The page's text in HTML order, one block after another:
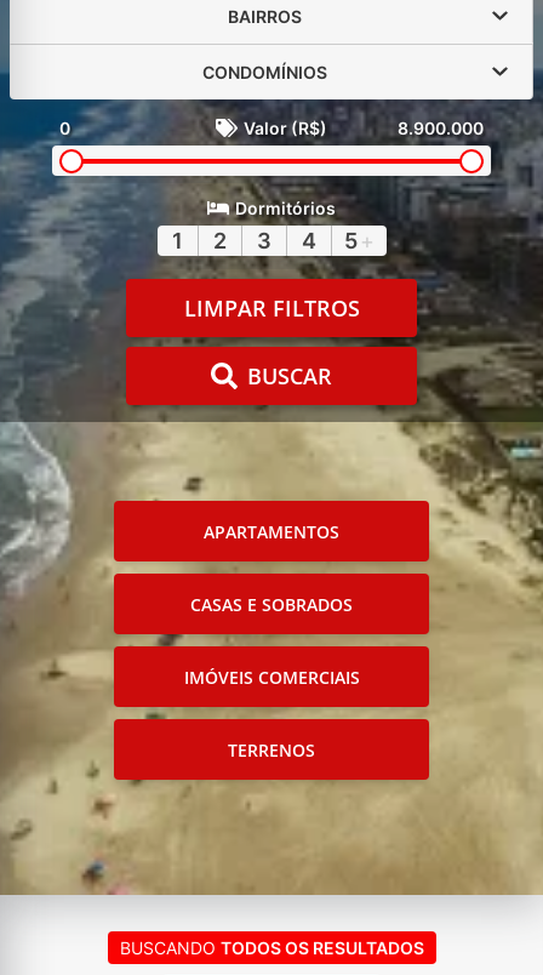
BAIRROS
CONDOMÍNIOS
0 Valor (R$) 8.900.000
Dormitórios
1 2 3 4 5 +
LIMPAR FILTROS
BUSCAR
APARTAMENTOS
CASAS E SOBRADOS
IMÓVEIS COMERCIAIS
TERRENOS
BUSCANDO TODOS OS RESULTADOS